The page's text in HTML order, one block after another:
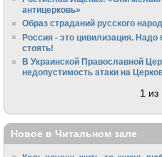
антицерковь»
Образ страданий русского
Россия - это цивилизация.
стоять!
В Украинской Православной
недопустимость атаки на
1 из
Новое в Читальном зале